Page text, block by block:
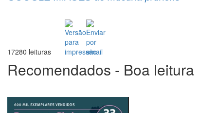
17280 leituras
Recomendados - Boa leitura